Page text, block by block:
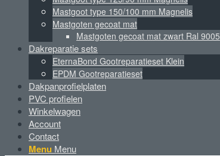
Mastgoot type 150/100 mm Magnelis
Mastgoten gecoat mat
Mastgoten gecoat mat zwart Ral 9005
Dakreparatie sets
EternaBond Gootreparatieset Klein
EPDM Gootreparatieset
Dakpanprofielplaten
PVC profielen
Winkelwagen
Account
Contact
Menu Menu